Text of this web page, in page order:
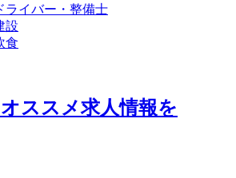
ライバー・整備士
設
食
ススメ求人情報を